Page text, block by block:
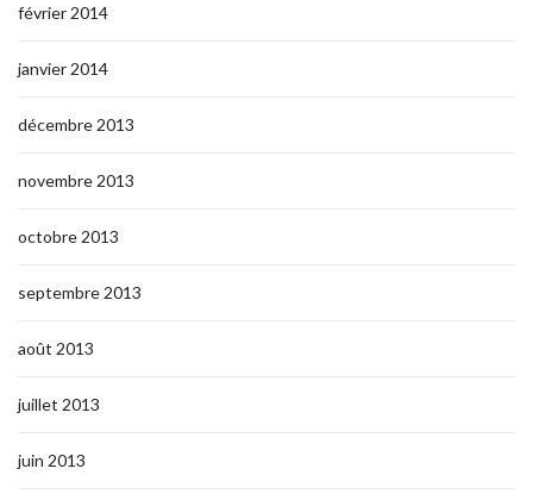
février 2014
janvier 2014
décembre 2013
novembre 2013
octobre 2013
septembre 2013
août 2013
juillet 2013
juin 2013